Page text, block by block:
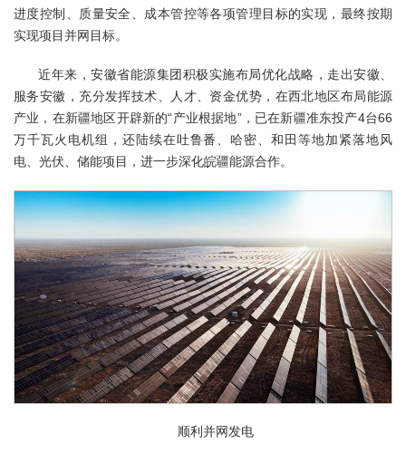
进度控制、质量安全、成本管控等各项管理目标的实现，最终按期
实现项目并网目标。
近年来，安徽省能源集团积极实施布局优化战略，走出安徽、
服务安徽，充分发挥技术、人才、资金优势，在西北地区布局能源
产业，在新疆地区开辟新的“产业根据地”，已在新疆准东投产4台66
万千瓦火电机组，还陆续在吐鲁番、哈密、和田等地加紧落地风
电、光伏、储能项目，进一步深化皖疆能源合作。
顺利并网发电